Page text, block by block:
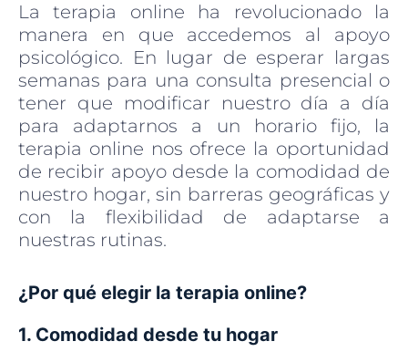
La terapia online ha revolucionado la
manera en que accedemos al apoyo
psicológico. En lugar de esperar largas
semanas para una consulta presencial o
tener que modificar nuestro día a día
para adaptarnos a un horario fijo, la
terapia online nos ofrece la oportunidad
de recibir apoyo desde la comodidad de
nuestro hogar, sin barreras geográficas y
con la flexibilidad de adaptarse a
nuestras rutinas.
¿Por qué elegir la terapia online?
1. Comodidad desde tu hogar